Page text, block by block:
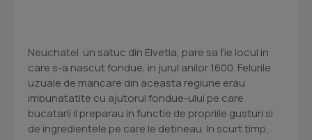
Neuchatel  un satuc din Elvetia, pare sa fie locul in
care s-a nascut fondue, in jurul anilor 1600. Felurile
uzuale de mancare din aceasta regiune erau
imbunatatite cu ajutorul fondue-ului pe care
bucatarii il preparau in functie de propriile gusturi si
de ingredientele pe care le detineau. In scurt timp,